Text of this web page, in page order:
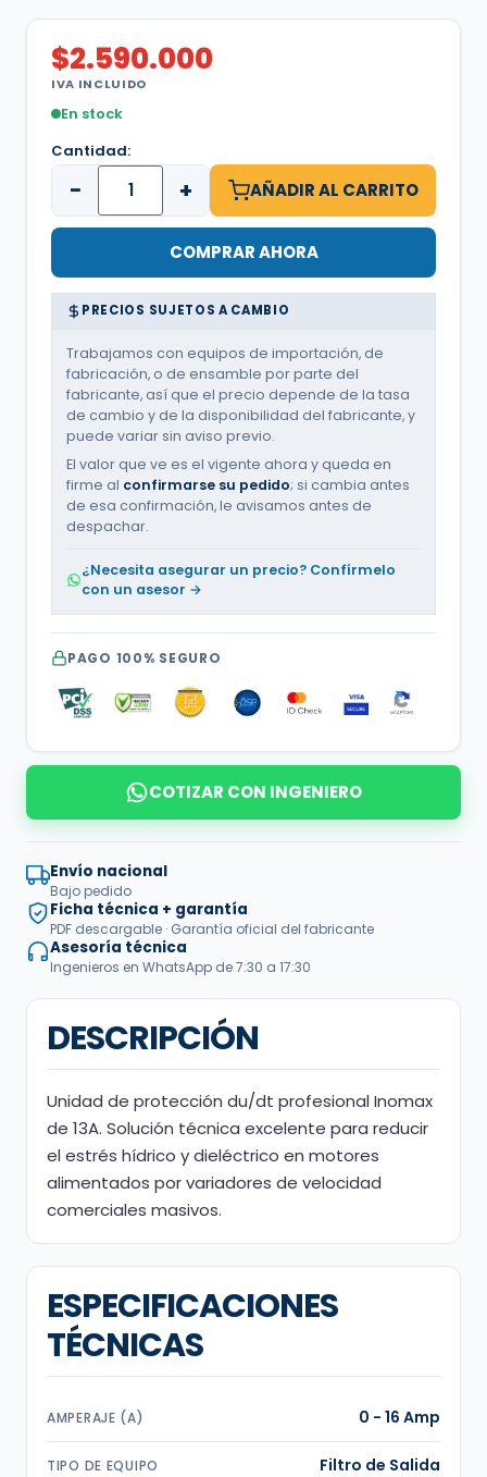
$2.590.000
IVA INCLUIDO
En stock
Cantidad:
− + AÑADIR AL CARRITO
COMPRAR AHORA
PRECIOS SUJETOS A CAMBIO
Trabajamos con equipos de importación, de
fabricación, o de ensamble por parte del
fabricante, así que el precio depende de la tasa
de cambio y de la disponibilidad del fabricante, y
puede variar sin aviso previo.
El valor que ve es el vigente ahora y queda en
firme al confirmarse su pedido; si cambia antes
de esa confirmación, le avisamos antes de
despachar.
¿Necesita asegurar un precio? Confírmelo
con un asesor →
PAGO 100% SEGURO
COTIZAR CON INGENIERO
Envío nacional
Bajo pedido
Ficha técnica + garantía
PDF descargable · Garantía oficial del fabricante
Asesoría técnica
Ingenieros en WhatsApp de 7:30 a 17:30
DESCRIPCIÓN
Unidad de protección du/dt profesional Inomax
de 13A. Solución técnica excelente para reducir
el estrés hídrico y dieléctrico en motores
alimentados por variadores de velocidad
comerciales masivos.
ESPECIFICACIONES
TÉCNICAS
AMPERAJE (A) 0 - 16 Amp
TIPO DE EQUIPO Filtro de Salida